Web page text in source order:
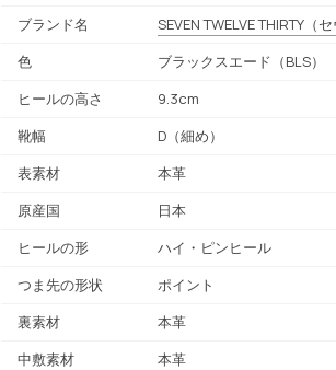
ブランド名 SEVEN TWELVE THIRTY （
色
ブラックスエード（BLS）
ヒールの高さ
9.3cm
靴幅
D（細め）
表素材
本革
原産国
日本
ヒールの形
ハイ・ピンヒール
つま先の形状
ポイント
裏素材
本革
中敷素材
本革